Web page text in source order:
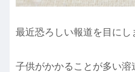
最近恐ろしい報道を目にし
子供がかかることが多い